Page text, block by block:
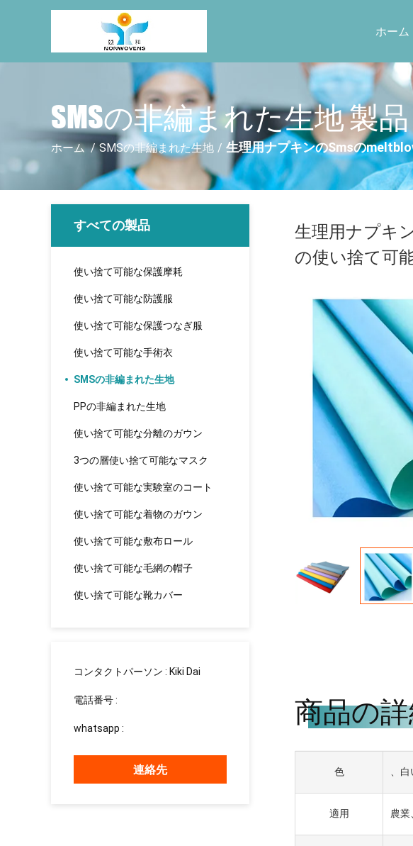
ホーム
SMSの非編まれた生地 製品
ホーム / SMSの非編まれた生地 / 生理用ナプキンのSmsの
すべての製品
使い捨て可能な保護摩耗
使い捨て可能な防護服
使い捨て可能な保護つなぎ服
使い捨て可能な手術衣
SMSの非編まれた生地
PPの非編まれた生地
使い捨て可能な分離のガウン
3つの層使い捨て可能なマスク
使い捨て可能な実験室のコート
使い捨て可能な着物のガウン
使い捨て可能な敷布ロール
使い捨て可能な毛網の帽子
使い捨て可能な靴カバー
コンタクトパーソン : Kiki Dai
電話番号 :
whatsapp :
連絡先
生理用ナプキ
の使い捨て可
商品の
色 、
適用 農業